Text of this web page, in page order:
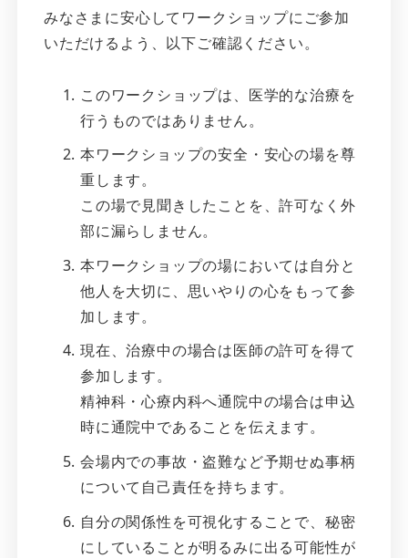
みなさまに安心してワークショップにご参加
いただけるよう、以下ご確認ください。
このワークショップは、医学的な治療を
行うものではありません。
本ワークショップの安全・安心の場を尊
重します。
この場で見聞きしたことを、許可なく外
部に漏らしません。
本ワークショップの場においては自分と
他人を大切に、思いやりの心をもって参
加します。
現在、治療中の場合は医師の許可を得て
参加します。
精神科・心療内科へ通院中の場合は申込
時に通院中であることを伝えます。
会場内での事故・盗難など予期せぬ事柄
について自己責任を持ちます。
自分の関係性を可視化することで、秘密
にしていることが明るみに出る可能性が